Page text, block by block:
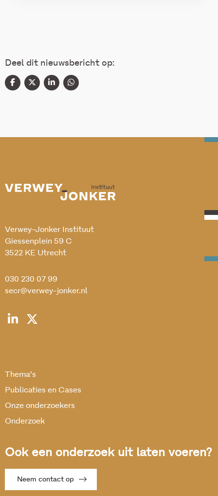
Deel dit nieuwsbericht op:
Verwey-Jonker Instituut
Giessenplein 59 C
3522 KE Utrecht
030 230 07 99
secr@verwey-jonker.nl
Thema’s
Publicaties en Cases
Onze onderzoekers
Onderzoek
Ook een onderzoek uit laten voeren?
Neem contact op